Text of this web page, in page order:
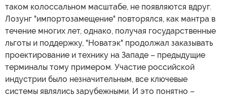
таком колоссальном масштабе, не появляются вдруг.
Лозунг "импортозамещение" повторялся, как мантра в
течение многих лет, однако, получая государственные
льготы и поддержку, "Новатэк" продолжал заказывать
проектирование и технику на Западе – предыдущие
терминалы тому примером. Участие российской
индустрии было незначительным, все ключевые
системы являлись зарубежными. И это понятно –